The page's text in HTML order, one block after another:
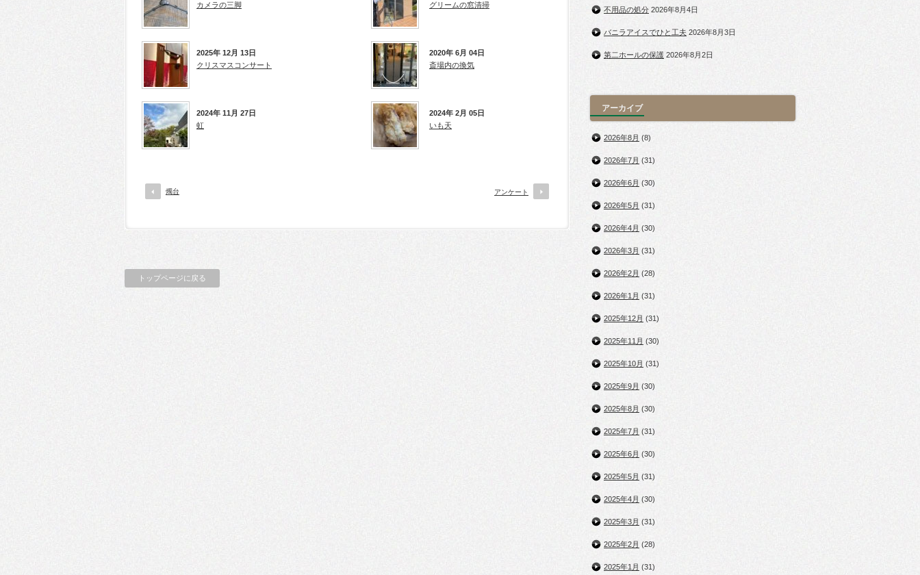
カメラの三脚
グリームの窓清掃
2025年 12月 13日
クリスマスコンサート
2020年 6月 04日
斎場内の換気
2024年 11月 27日
虹
2024年 2月 05日
いも天
燭台 アンケート
トップページに戻る
不用品の処分 2026年8月4日
バニラアイスでひと工夫 2026年8月3日
第二ホールの保護 2026年8月2日
アーカイブ
2026年8月 (8)
2026年7月 (31)
2026年6月 (30)
2026年5月 (31)
2026年4月 (30)
2026年3月 (31)
2026年2月 (28)
2026年1月 (31)
2025年12月 (31)
2025年11月 (30)
2025年10月 (31)
2025年9月 (30)
2025年8月 (30)
2025年7月 (31)
2025年6月 (30)
2025年5月 (31)
2025年4月 (30)
2025年3月 (31)
2025年2月 (28)
2025年1月 (31)